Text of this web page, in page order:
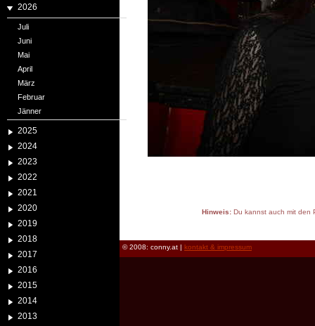
2026
Juli
Juni
Mai
April
März
Februar
Jänner
2025
2024
2023
2022
2021
2020
2019
2018
2017
2016
2015
2014
2013
Hinweis:Du kannst auch mit den
© 2008: conny.at | kontakt & impressum